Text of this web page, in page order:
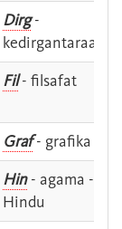
Dirg-
kedirgantaraan
Fil- filsafat
Graf- grafika
Hin- agama -
Hindu